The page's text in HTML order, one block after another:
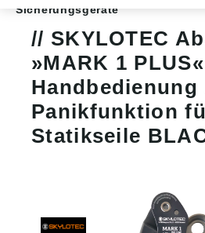
Sicherungsgeräte
SKYLOTEC
»MARK 1 PLUS«
Handbedienung
Panikfunktion
Statikseile